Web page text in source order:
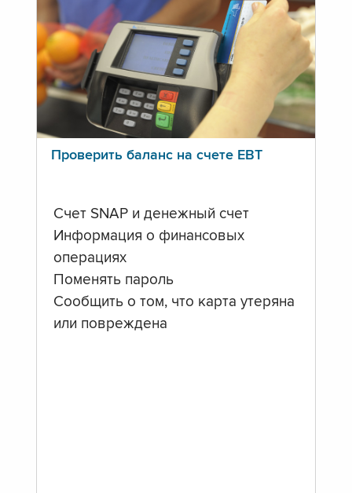
Проверить баланс на счете ЕВТ
Счет SNAP и денежный счет
Информация о финансовых
операциях
Поменять пароль
Сообщить о том, что карта утеряна
или повреждена